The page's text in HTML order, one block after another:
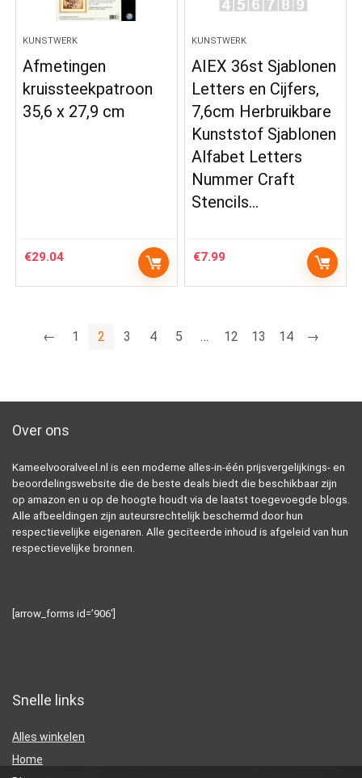
KUNSTWERK
Afmetingen
kruissteekpatroon
35,6 x 27,9 cm
€29.04
KUNSTWERK
AIEX 36st Sjablonen
Letters en Cijfers,
7,6cm Herbruikbare
Kunststof Sjablonen
Alfabet Letters
Nummer Craft
Stencils…
€7.99
← 1 2 3 4 5 … 12 13 14 →
Over ons
Kameelvooralveel.nl is een moderne alles-in-één prijsvergelijkings- en
beoordelingswebsite die de beste deals biedt die beschikbaar zijn
op amazon en u op de hoogte houdt via de laatst toegevoegde blogs.
Alle afbeeldingen zijn auteursrechtelijk beschermd door hun
respectievelijke eigenaren. Alle geciteerde inhoud is afgeleid van hun
respectievelijke bronnen.
[arrow_forms id=’906′]
Snelle links
Alles winkelen
Home